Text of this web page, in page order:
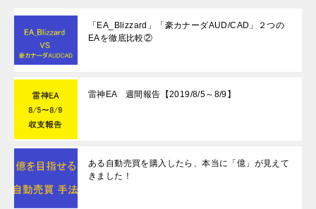
「EA_Blizzard」「豪カナーダAUD/CAD」２つの
EAを徹底比較②
雷神EA 週間報告【2019/8/5～8/9】
ある自動売買を購入したら、本当に「億」が見えて
きました！